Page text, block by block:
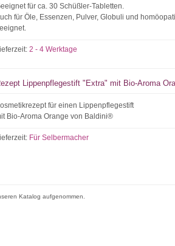
für ca. 30 Schüßler-Tabletten.
für Öle, Essenzen, Pulver, Globuli und
2 - 4 Werktage
Lippenpflegestift "Extra" mit Bio-Aroma
für einen Lippenpflegestift
Bio-Aroma Orange von Baldini®
Für Selbermacher
Katalog aufgenommen.